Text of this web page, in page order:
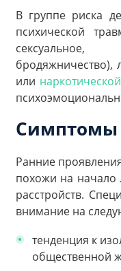
В группе риска
психической
бродяжничество),
или
Симптомы
Ранние
похожи на
расстройств.
внимание на
тенденция к
общественной